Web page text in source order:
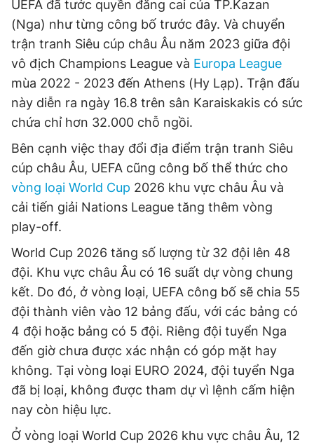
Giấy phép xuất bản số 110/GP - BTTTT cấp ngày 24.3.2020
© 2003-2026 Bản quyền thuộc về Báo Thanh Niên. Cấm sao
chép dưới mọi hình thức nếu không có sự chấp thuận bằng văn
bản. Phát triển bởi ePi Technologies, JSC.
UEFA đã tước quyền đăng cai của TP.Kazan
(Nga) như từng công bố trước đây. Và chuyển
trận tranh Siêu cúp châu Âu năm 2023 giữa đội
vô địch Champions League và Europa League
mùa 2022 - 2023 đến Athens (Hy Lạp). Trận đấu
này diễn ra ngày 16.8 trên sân Karaiskakis có sức
chứa chỉ hơn 32.000 chỗ ngồi.
Bên cạnh việc thay đổi địa điểm trận tranh Siêu
cúp châu Âu, UEFA cũng công bố thể thức cho
vòng loại World Cup 2026 khu vực châu Âu và
cải tiến giải Nations League tăng thêm vòng
play-off.
World Cup 2026 tăng số lượng từ 32 đội lên 48
đội. Khu vực châu Âu có 16 suất dự vòng chung
kết. Do đó, ở vòng loại, UEFA công bố sẽ chia 55
đội thành viên vào 12 bảng đấu, với các bảng có
4 đội hoặc bảng có 5 đội. Riêng đội tuyển Nga
đến giờ chưa được xác nhận có góp mặt hay
không. Tại vòng loại EURO 2024, đội tuyển Nga
đã bị loại, không được tham dự vì lệnh cấm hiện
nay còn hiệu lực.
Ở vòng loại World Cup 2026 khu vực châu Âu, 12